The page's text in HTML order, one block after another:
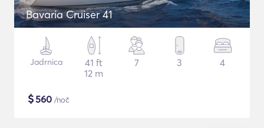
Bavaria Cruiser 41
Jadrnica
41 ft
12 m
7 3 4
$560 /noč